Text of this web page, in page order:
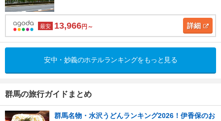
最安 13,966円～ 詳細
安中・妙義のホテルランキングをもっと見る
群馬の旅行ガイドまとめ
群馬名物・水沢うどんランキング2026！伊香保のお